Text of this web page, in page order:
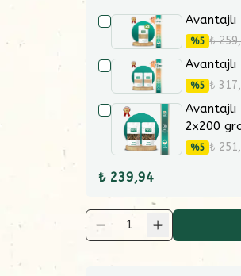
Avantajlı
%5 ₺
Avantajlı
%5 ₺
Avantajlı
2x200
%5 ₺
₺ 239,94
1